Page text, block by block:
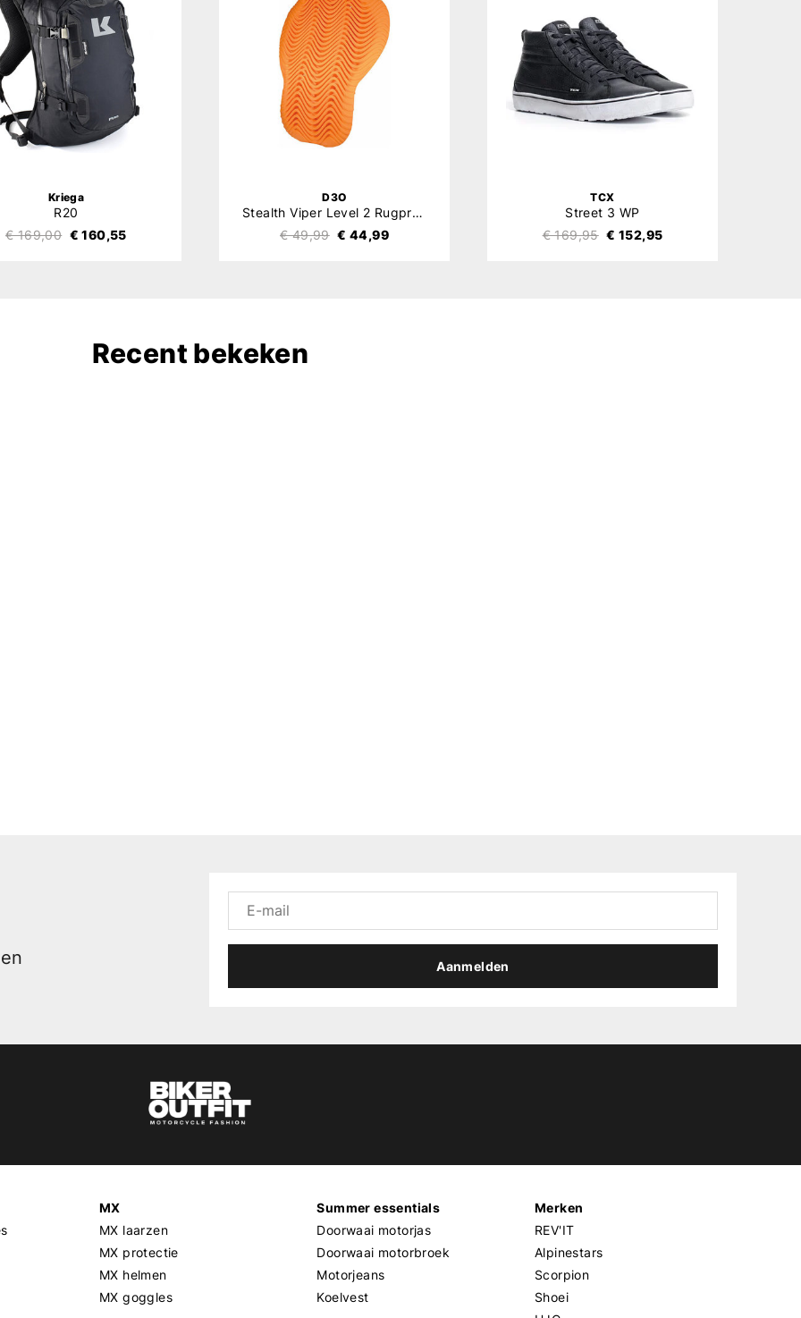
Kriega
R20
€ 169,00 € 160,55
D3O
Stealth Viper Level 2 Rugprotector
€ 49,99 € 44,99
TCX
Street 3 WP
€ 169,95 € 152,95
Recent bekeken
Aanmelden
MX
MX laarzen
MX protectie
MX helmen
MX goggles
Summer essentials
Doorwaai motorjas
Doorwaai motorbroek
Motorjeans
Koelvest
Merken
REV'IT
Alpinestars
Scorpion
Shoei